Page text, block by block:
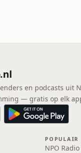
en podcasts uit
— gratis op elk
POPULAIR
NPO Radio